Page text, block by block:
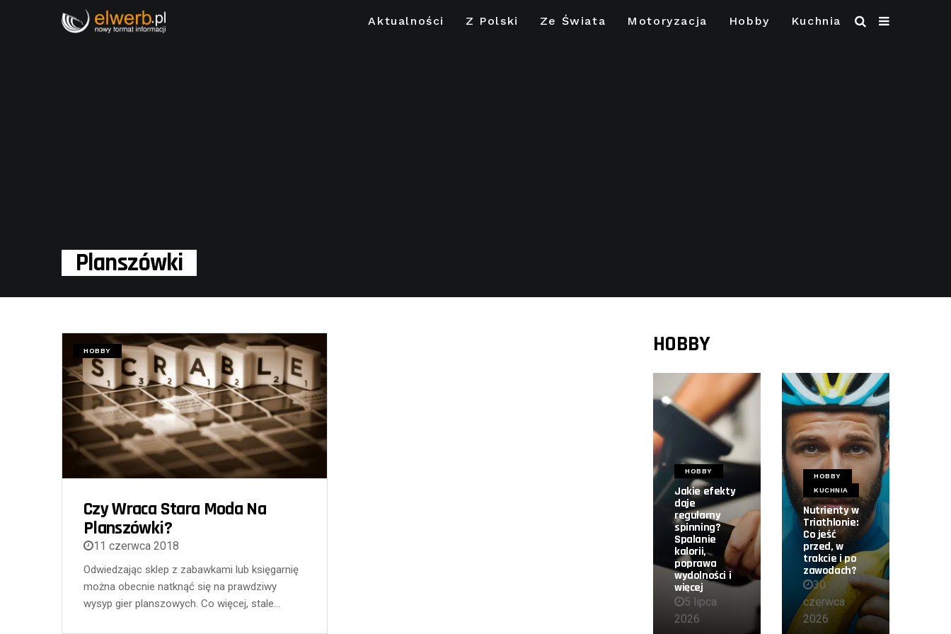
Aktualności Z Polski Ze Świata Motoryzacja Hobby Kuchnia
Planszówki
HOBBY
Czy Wraca Stara Moda Na
Planszówki?
11 czerwca 2018
Odwiedzając sklep z zabawkami lub księgarnię
można obecnie natknąć się na prawdziwy
wysyp gier planszowych. Co więcej, stale…
HOBBY
HOBBY
Jakie efekty
daje
regularny
spinning?
Spalanie
kalorii,
poprawa
wydolności i
więcej
5 lipca
2026
HOBBY
KUCHNIA
Nutrienty w
Triathlonie:
Co jeść
przed, w
trakcie i po
zawodach?
30
czerwca
2026